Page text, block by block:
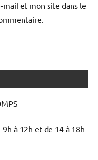
et mon site dans le
à 12h et de 14 à 18h